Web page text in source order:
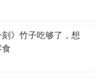
刻》竹子吃够了，想